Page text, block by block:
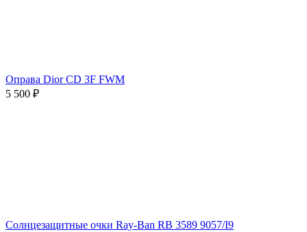
Оправа Dior CD 3F FWM
5 500 ₽
Солнцезащитные очки Ray-Ban RB 3589 9057/I9